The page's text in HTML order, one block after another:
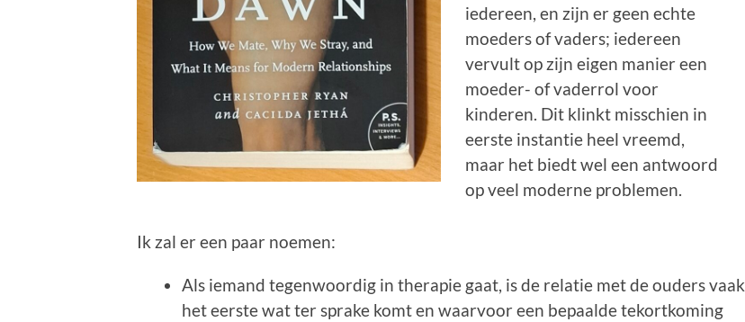
iedereen, en zijn er geen echte
moeders of vaders; iedereen
vervult op zijn eigen manier een
moeder- of vaderrol voor
kinderen. Dit klinkt misschien in
eerste instantie heel vreemd,
maar het biedt wel een antwoord
op veel moderne problemen.
Ik zal er een paar noemen:
Als iemand tegenwoordig in therapie gaat, is de relatie met de ouders vaak
het eerste wat ter sprake komt en waarvoor een bepaalde tekortkoming